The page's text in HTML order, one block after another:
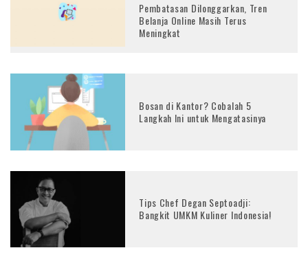
Pembatasan Dilonggarkan, Tren
Belanja Online Masih Terus
Meningkat
Bosan di Kantor? Cobalah 5
Langkah Ini untuk Mengatasinya
Tips Chef Degan Septoadji:
Bangkit UMKM Kuliner Indonesia!